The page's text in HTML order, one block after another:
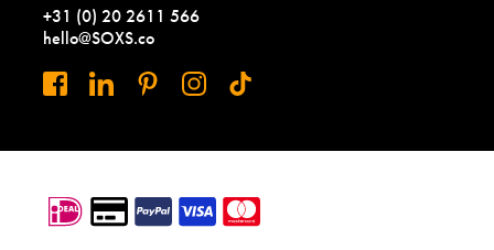
+31 (0) 20 2611 566
hello@SOXS.co